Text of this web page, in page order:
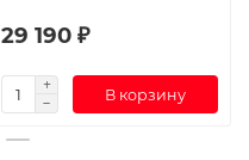
29 190 ₽
В корзину